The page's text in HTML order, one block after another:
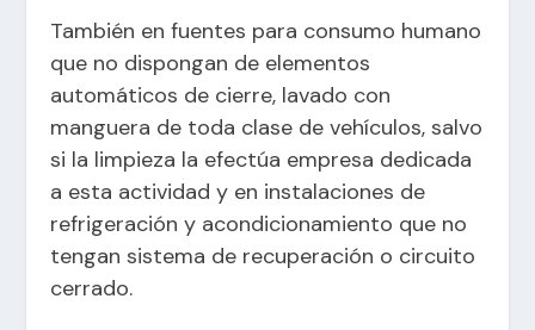
También en fuentes para consumo humano
que no dispongan de elementos
automáticos de cierre, lavado con
manguera de toda clase de vehículos, salvo
si la limpieza la efectúa empresa dedicada
a esta actividad y en instalaciones de
refrigeración y acondicionamiento que no
tengan sistema de recuperación o circuito
cerrado.